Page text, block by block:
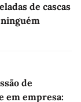
de cascas
ninguém
de
em empresa: